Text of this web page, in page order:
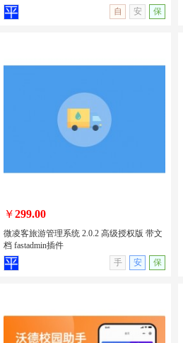
无演示
Thinkphp开发的多语言交易所源码含
uniapp前端全开源版币币期权交易合约
无演示
自
安 保
￥299.00
微凌客旅游管理系统 2.0.2 高级授权版 带文
档 fastadmin插件
手
安 保